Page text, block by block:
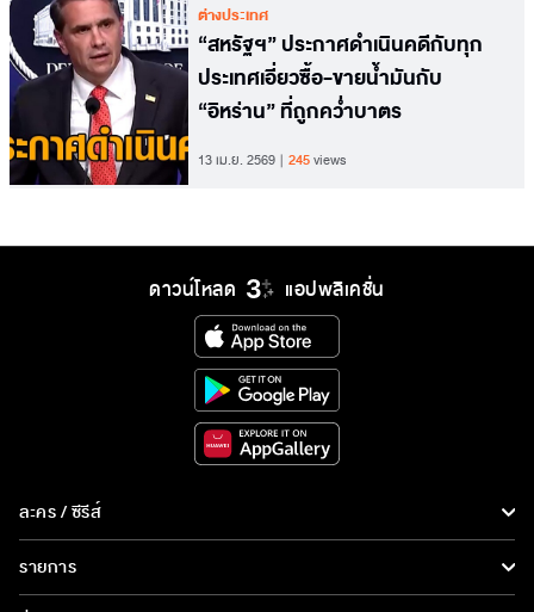
ต่างประเทศ
“สหรัฐฯ” ประกาศดำเนินคดีกับทุก
ประเทศเอี่ยวซื้อ-ขายน้ำมันกับ
“อิหร่าน” ที่ถูกคว่ำบาตร
13 เม.ย. 2569 245views
ดาวน์โหลด แอปพลิเคชั่น
ละคร / ซีรีส์
ละคร/ซีรีส์
ซีรีส์นานาชาติ
รายการ
รายการทั้งหมด